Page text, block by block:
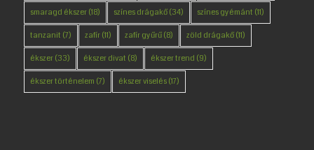
smaragd ékszer(18) színes drágakő(34) színes gyémánt (11)
tanzanit (7) zafír(11) zafír gyűrű(8) zöld drágakő(11)
ékszer(33) ékszer divat (8) ékszer trend (9)
ékszer történelem (7) ékszer viselés(17)